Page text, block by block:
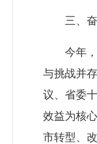
三、奋
今年，是
与挑战并
议、省委
效益为核
市转型、